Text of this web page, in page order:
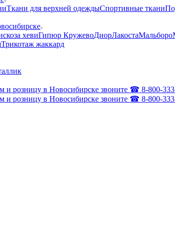
Ткани для верхней одеждыСпортивные ткани
хевиГипюр КружевоДиорЛакостаМальборо
Трикотаж жаккард